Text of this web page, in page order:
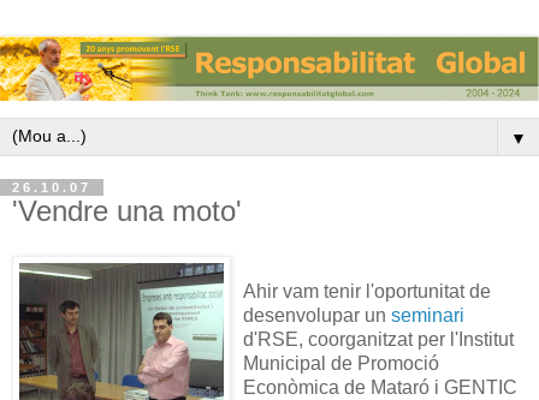
▼
26.10.07
'Vendre una moto'
Ahir vam tenir l'oportunitat de
desenvolupar un seminari
d'RSE, coorganitzat per l'Institut
Municipal de Promoció
Econòmica de Mataró i GENTIC